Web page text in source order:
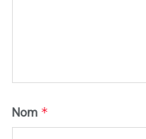
Nom *